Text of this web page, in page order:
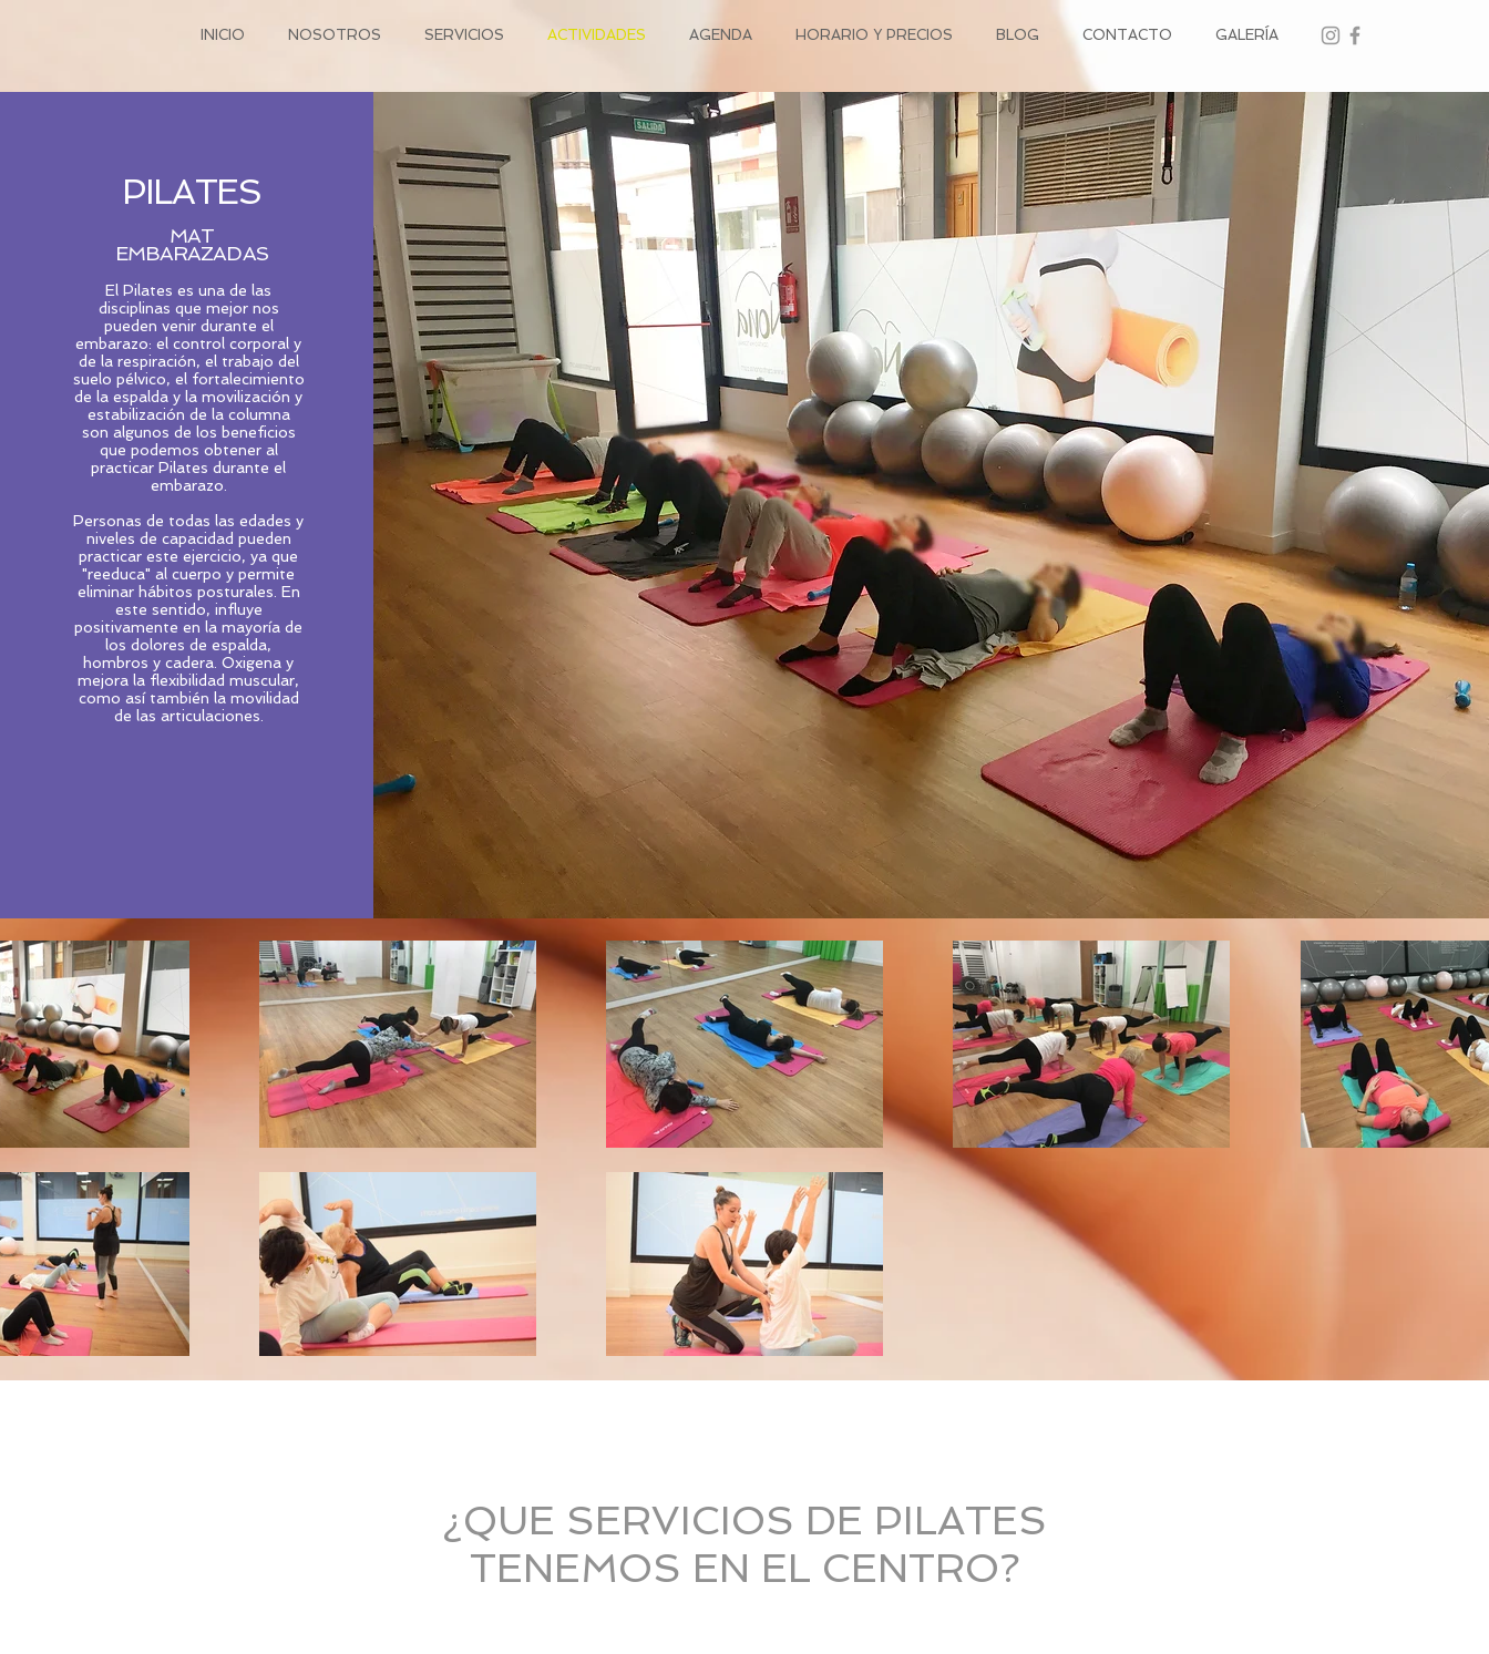
INICIO NOSOTROS SERVICIOS ACTIVIDADES AGENDA HORARIO Y PRECIOS BLOG CONTACTO GALERÍA
PILATES
MAT
EMBARAZADAS
El Pilates es una de las
disciplinas que mejor nos
pueden venir durante el
embarazo: el control corporal y
de la respiración, el trabajo del
suelo pélvico, el fortalecimiento
de la espalda y la movilización y
estabilización de la columna
son algunos de los beneficios
que podemos obtener al
practicar Pilates durante el
embarazo.
Personas de todas las edades y
niveles de capacidad pueden
practicar este ejercicio, ya que
"reeduca" al cuerpo y permite
eliminar hábitos posturales. En
este sentido, influye
positivamente en la mayoría de
los dolores de espalda,
hombros y cadera. Oxigena y
mejora la flexibilidad muscular,
como así también la movilidad
de las articulaciones.
¿QUE SERVICIOS DE PILATES
TENEMOS EN EL CENTRO?